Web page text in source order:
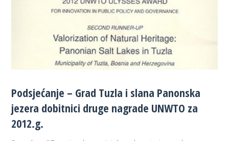
Podsjećanje – Grad Tuzla i slana Panonska
jezera dobitnici druge nagrade UNWTO za
2012.g.